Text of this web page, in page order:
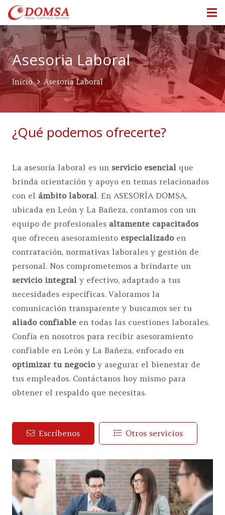
Asesoria Laboral
Inicio Asesoria Laboral
¿Qué podemos ofrecerte?
La asesoría laboral es un servicio esencial que
brinda orientación y apoyo en temas relacionados
con el ámbito laboral. En ASESORÍA DOMSA,
ubicada en León y La Bañeza, contamos con un
equipo de profesionales altamente capacitados
que ofrecen asesoramiento especializadoen
contratación, normativas laborales y gestión de
personal. Nos comprometemos a brindarte un
servicio integral y efectivo, adaptado a tus
necesidades específicas. Valoramos la
comunicación transparente y buscamos ser tu
aliado confiable en todas las cuestiones laborales.
Confía en nosotros para recibir asesoramiento
confiable en León y La Bañeza, enfocado en
optimizar tu negocioy asegurar el bienestar de
tus empleados. Contáctanos hoy mismo para
obtener el respaldo que necesitas.
Escríbenos Otros servicios